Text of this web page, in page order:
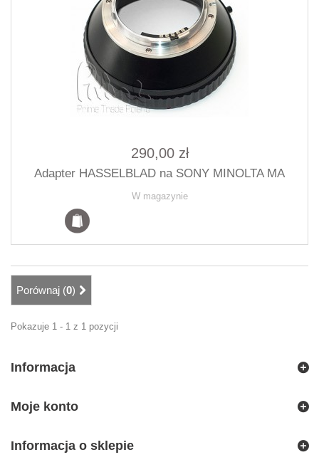
290,00 zł
Adapter HASSELBLAD na SONY MINOLTA MA
W magazynie
Porównaj (0)
Pokazuje 1 - 1 z 1 pozycji
Informacja
Moje konto
Informacja o sklepie